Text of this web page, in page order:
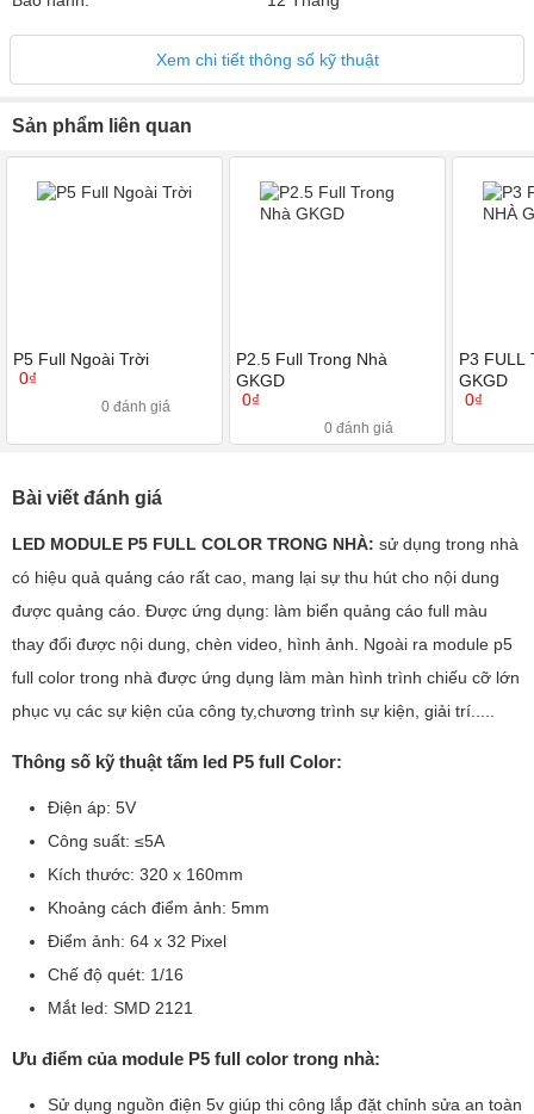
Xem chi tiết thông số kỹ thuật
Sản phẩm liên quan
P5 Full Ngoài Trời
0₫
0 đánh giá
P2.5 Full Trong Nhà
GKGD
0₫
0 đánh giá
P3 FULL
GKGD
0₫
Bài viết đánh giá
LED MODULE P5 FULL COLOR TRONG NHÀ: sử dụng trong nhà
có hiệu quả quảng cáo rất cao, mang lại sự thu hút cho nội dung
được quảng cáo. Được ứng dụng: làm biển quảng cáo full màu
thay đổi được nội dung, chèn video, hình ảnh. Ngoài ra module p5
full color trong nhà được ứng dụng làm màn hình trình chiếu cỡ lớn
phục vụ các sự kiện của công ty,chương trình sự kiện, giải trí.....
Thông số kỹ thuật tấm led P5 full Color:
Điện áp: 5V
Công suất: ≤5A
Kích thước: 320 x 160mm
Khoảng cách điểm ảnh: 5mm
Điểm ảnh: 64 x 32 Pixel
Chế độ quét: 1/16
Mắt led: SMD 2121
Ưu điểm của module P5 full color trong nhà:
Sử dụng nguồn điện 5v giúp thi công lắp đặt chỉnh sửa an toàn